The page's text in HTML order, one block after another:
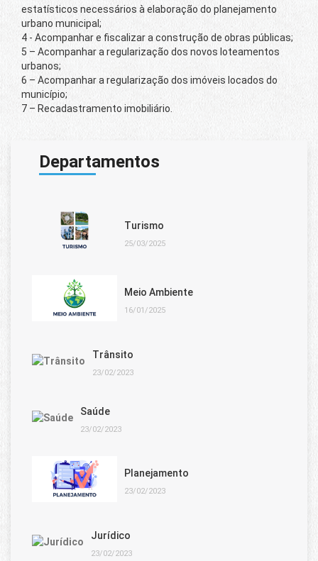
estatísticos necessários à elaboração do planejamento
urbano municipal;
4 - Acompanhar e fiscalizar a construção de obras públicas;
5 – Acompanhar a regularização dos novos loteamentos
urbanos;
6 – Acompanhar a regularização dos imóveis locados do
município;
7 – Recadastramento imobiliário.
Departamentos
Turismo
25/03/2025
Meio Ambiente
16/01/2025
Trânsito
23/02/2023
Saúde
23/02/2023
Planejamento
23/02/2023
Jurídico
23/02/2023